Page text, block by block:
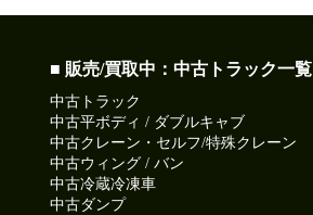
■ 販売/買取中：中古トラック一覧
中古トラック
中古平ボディ / ダブルキャブ
中古クレーン・セルフ/特殊クレーン
中古ウィング / バン
中古冷蔵冷凍車
中古ダンプ